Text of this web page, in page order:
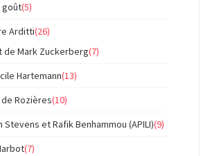
goût(5)
Arditti(26)
de Mark Zuckerberg(7)
Hartemann(13)
Rozières(10)
Stevens et Rafik Benhammou (APILI)(9)
(7)